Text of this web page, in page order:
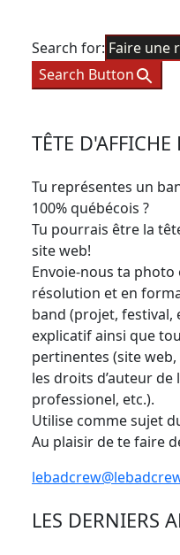
Search for:
Search Button
TÊTE
Tu représentes un
100% québécois ?
Tu pourrais être la
site web!
Envoie-nous ta
résolution et en
band (projet, festival,
explicatif ainsi que
pertinentes (site
les droits d’auteur
professionel, etc.).
Utilise comme sujet
Au plaisir de te faire
LES DERNIERS